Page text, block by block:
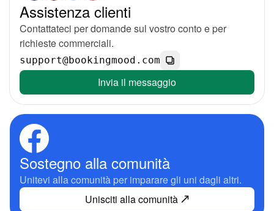
Assistenza clienti
Contattateci per domande sul vostro conto e per
richieste commerciali.
support@bookingmood.com
Invia il messaggio
Sostegno alla comunità
Unitevi alla comunità per imparare gli uni dagli altri.
Unisciti alla comunità